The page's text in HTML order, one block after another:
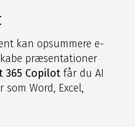
kan opsummere e-
præsentationer
365 Copilot får du AI
Word, Excel,